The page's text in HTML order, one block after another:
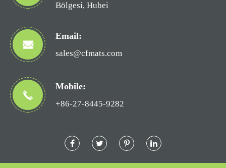
Bölgesi, Hubei
Email:
sales@cfmats.com
Mobile:
+86-27-8445-9282